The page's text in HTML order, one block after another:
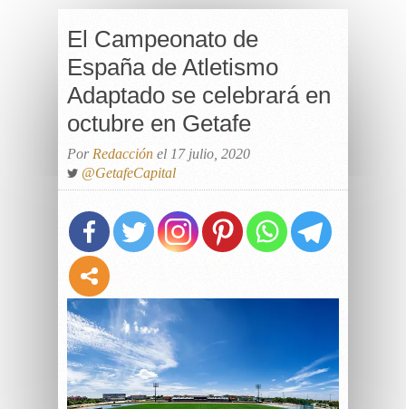
El Campeonato de
España de Atletismo
Adaptado se celebrará en
octubre en Getafe
Por Redacción el 17 julio, 2020
@GetafeCapital